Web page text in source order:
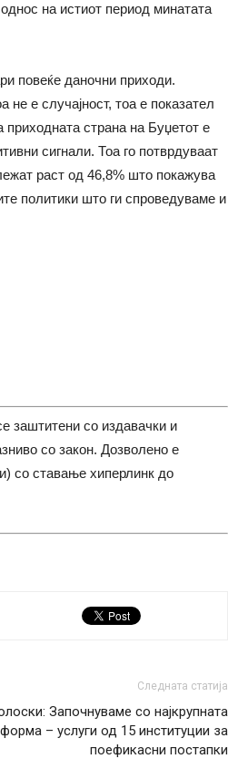
на истиот период минатата
повеќе даночни приходи.
е случајност, тоа е показател
страна на Буџетот е
сигнали. Тоа го потврдуваат
раст од 46,8% што покажува
политики што ги спроведуваме и
заштитени со издавачки и
со закон. Дозволено е
со ставање хиперлинк до
Следната статија
Започнуваме со најкрупната
– услуги од 15 институции за
поефикасни постапки